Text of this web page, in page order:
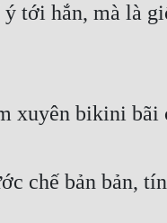
hắn, mà là
xuyên bikini bãi
chế bản bản,